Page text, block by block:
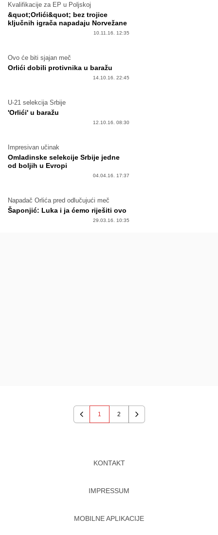
Kvalifikacije za EP u Poljskoj
&quot;Orlići&quot; bez trojice
ključnih igrača napadaju Norvežane
10.11.16. 12:35
Ovo će biti sjajan meč
Orlići dobili protivnika u baražu
14.10.16. 22:45
U-21 selekcija Srbije
'Orlići' u baražu
12.10.16. 08:30
Impresivan učinak
Omladinske selekcije Srbije jedne
od boljih u Evropi
04.04.16. 17:37
Napadač Orlića pred odlučujući meč
Šaponjić: Luka i ja ćemo riješiti ovo
29.03.16. 10:35
Previous
1 2
Next
KONTAKT
IMPRESSUM
MOBILNE APLIKACIJE